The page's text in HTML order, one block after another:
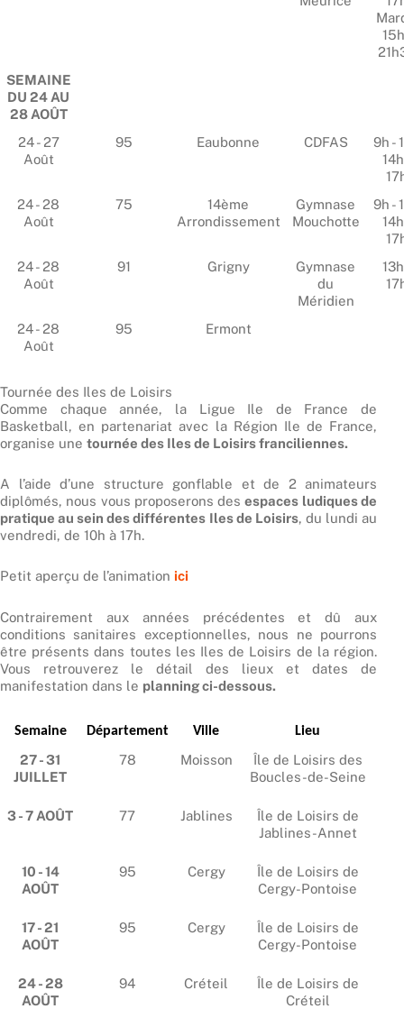
SEMAINE
DU 24 AU
28 AOÛT
24 - 27
Août
95 Eaubonne CDFAS
9h -
24 - 28
Août
75
14ème
Arrondissement
Gymnase
Mouchotte
9h -
24 - 28
Août
91 Grigny
Gymnase
du
Méridien
24 - 28
Août
95 Ermont
Tournée des Iles de Loisirs
Comme chaque année, la Ligue Ile de France de
Basketball, en partenariat avec la Région Ile de France,
organise une tournée des Iles de Loisirs franciliennes.
A l’aide d’une structure gonflable et de 2 animateurs
diplômés, nous vous proposerons desespaces ludiques de
pratique au sein des différentes Iles de Loisirs, du lundi au
vendredi, de 10h à 17h.
Petit aperçu de l’animation ici
Contrairement aux années précédentes et dû aux
conditions sanitaires exceptionnelles, nous ne pourrons
être présents dans toutes les Iles de Loisirs de la région.
Vous retrouverez le détail des lieux et dates de
manifestation dans le planning ci-dessous.
Semaine Département Ville Lieu
27 - 31
JUILLET
78 Moisson
Île de Loisirs des
Boucles-de-Seine
3 - 7 AOÛT 77 Jablines
Île de Loisirs de
Jablines-Annet
10 - 14
AOÛT
95 Cergy
Île de Loisirs de
Cergy-Pontoise
17 - 21
AOÛT
95 Cergy
Île de Loisirs de
Cergy-Pontoise
24 - 28
AOÛT
94 Créteil
Île de Loisirs de
Créteil